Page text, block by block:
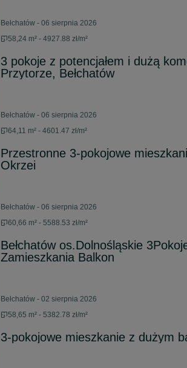
Bełchatów - 06 sierpnia 2026
58,24 m² - 4927.88 zł/m²
3 pokoje z potencjałem i dużą
Przytorze, Bełchatów
Bełchatów - 06 sierpnia 2026
64,11 m² - 4601.47 zł/m²
Przestronne 3-pokojowe
Okrzei
Bełchatów - 06 sierpnia 2026
60,66 m² - 5588.53 zł/m²
Bełchatów os.Dolnośląskie
Zamieszkania Balkon
Bełchatów - 02 sierpnia 2026
58,65 m² - 5382.78 zł/m²
3-pokojowe mieszkanie z dużym